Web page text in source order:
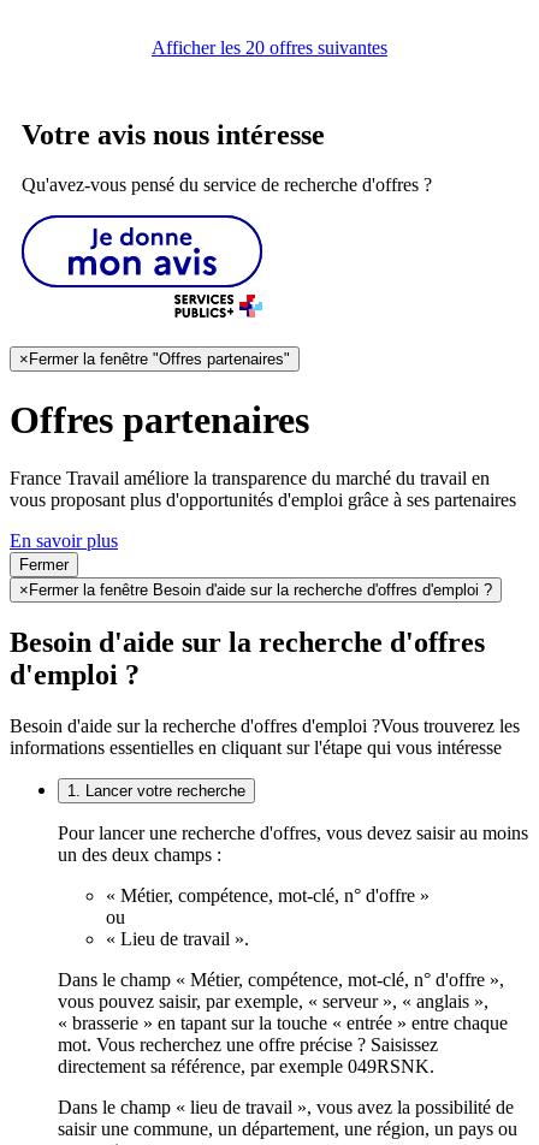
Afficher les 20 offres suivantes
Votre avis nous intéresse
Qu'avez-vous pensé du service de recherche d'offres ?
× Fermer la fenêtre "Offres partenaires"
Offres partenaires
France Travail améliore la transparence du marché du travail en
vous proposant plus d'opportunités d'emploi grâce à ses partenaires
En savoir plus
Fermer
× Fermer la fenêtre Besoin d'aide sur la recherche d'offres d'emploi ?
Besoin d'aide sur la recherche d'offres
d'emploi ?
Besoin d'aide sur la recherche d'offres d'emploi ?Vous trouverez les
informations essentielles en cliquant sur l'étape qui vous intéresse
1. Lancer votre recherche
Pour lancer une recherche d'offres, vous devez saisir au moins
un des deux champs :
« Métier, compétence, mot-clé, n° d'offre »
ou
« Lieu de travail ».
Dans le champ « Métier, compétence, mot-clé, n° d'offre »,
vous pouvez saisir, par exemple, « serveur », « anglais »,
« brasserie » en tapant sur la touche « entrée » entre chaque
mot. Vous recherchez une offre précise ? Saisissez
directement sa référence, par exemple 049RSNK.
Dans le champ « lieu de travail », vous avez la possibilité de
saisir une commune, un département, une région, un pays ou